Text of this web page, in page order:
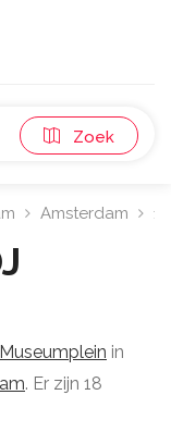
Zoek
Amsterdam
Museumplein in
. Er zijn 18